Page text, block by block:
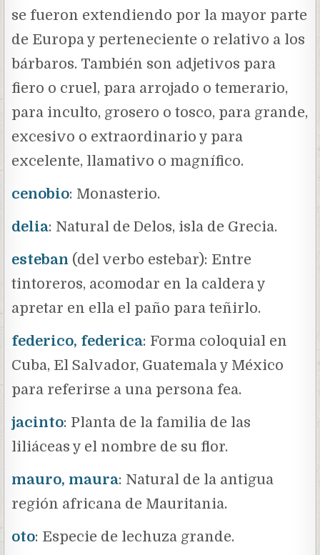
se fueron extendiendo por la mayor parte
de Europa y perteneciente o relativo a los
bárbaros. También son adjetivos para
fiero o cruel, para arrojado o temerario,
para inculto, grosero o tosco, para grande,
excesivo o extraordinario y para
excelente, llamativo o magnífico.
cenobio: Monasterio.
delia: Natural de Delos, isla de Grecia.
esteban (del verbo estebar): Entre
tintoreros, acomodar en la caldera y
apretar en ella el paño para teñirlo.
federico, federica: Forma coloquial en
Cuba, El Salvador, Guatemala y México
para referirse a una persona fea.
jacinto: Planta de la familia de las
liliáceas y el nombre de su flor.
mauro, maura: Natural de la antigua
región africana de Mauritania.
oto: Especie de lechuza grande.